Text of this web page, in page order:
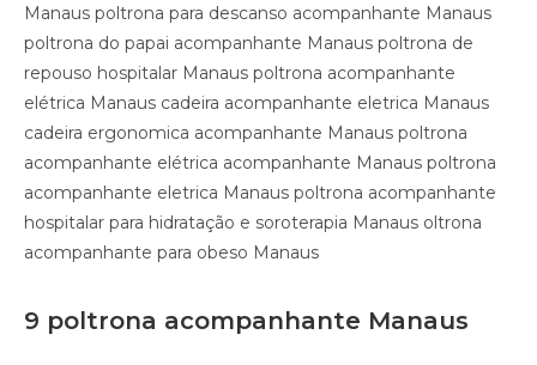
Manaus poltrona para descanso acompanhante Manaus
poltrona do papai acompanhante Manaus poltrona de
repouso hospitalar Manaus poltrona acompanhante
elétrica Manaus cadeira acompanhante eletrica Manaus
cadeira ergonomica acompanhante Manaus poltrona
acompanhante elétrica acompanhante Manaus poltrona
acompanhante eletrica Manaus poltrona acompanhante
hospitalar para hidratação e soroterapia Manaus oltrona
acompanhante para obeso Manaus
9 poltrona acompanhante Manaus